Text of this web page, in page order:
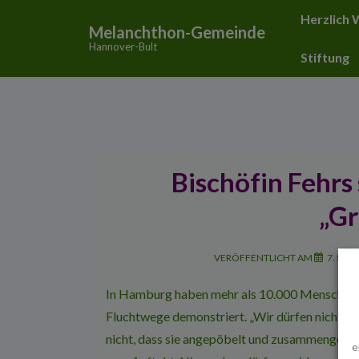
Melanchthon-Gemeinde
Hannover-Bult
Herzlich
Stiftung
Bischöfin
VERÖFFENTLICHT AM 7.
In Hamburg haben mehr als 10.000
Fluchtwege demonstriert. „Wir dürfen nicht
nicht, dass sie angepöbelt und